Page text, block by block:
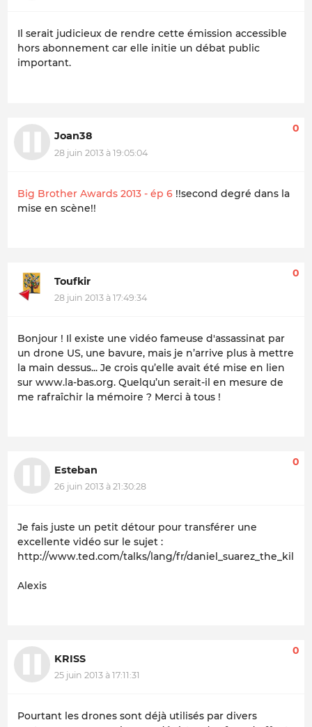
Il serait judicieux de rendre cette émission accessible
hors abonnement car elle initie un débat public
important.
Joan38
28 juin 2013 à 19:05:04
0
Big Brother Awards 2013 - ép 6 !!second degré dans la
mise en scène!!
Toufkir
28 juin 2013 à 17:49:34
0
Bonjour ! Il existe une vidéo fameuse d'assassinat par
un drone US, une bavure, mais je n’arrive plus à mettre
la main dessus... Je crois qu’elle avait été mise en lien
sur www.la-bas.org. Quelqu’un serait-il en mesure de
me rafraîchir la mémoire ? Merci à tous !
Esteban
26 juin 2013 à 21:30:28
0
Je fais juste un petit détour pour transférer une
excellente vidéo sur le sujet :
http://www.ted.com/talks/lang/fr/
Alexis
KRISS
25 juin 2013 à 17:11:31
0
Pourtant les drones sont déjà utilisés par divers